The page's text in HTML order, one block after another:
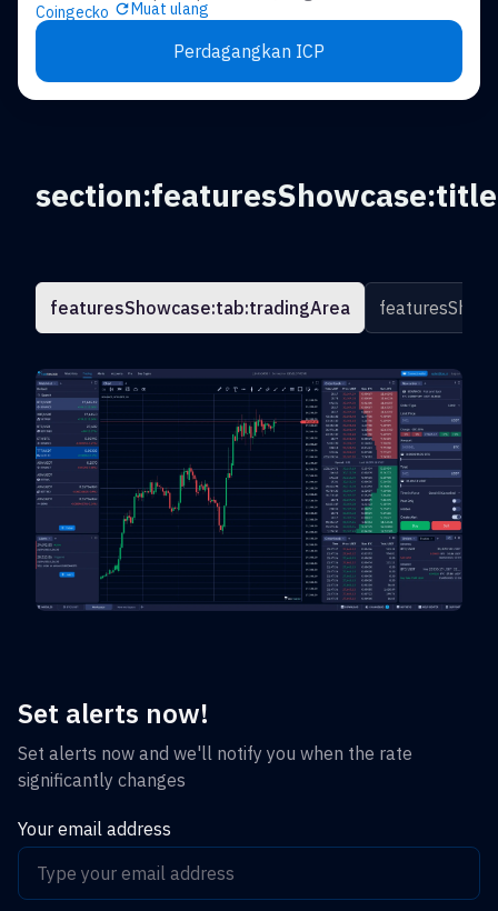
Coingecko
Muat ulang
Perdagangkan ICP
section:featuresShowcase:title
featuresShowcase:tab:tradingArea
Set alerts now!
Set alerts now and we'll notify you when the rate
significantly changes
Your email address